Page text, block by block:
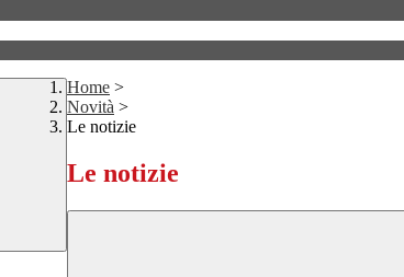
Home >
Novità >
Le notizie
Le notizie